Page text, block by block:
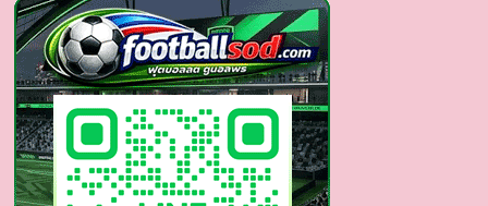
แสดง
ซี
รีส์
วาย
หนุ่ม
ตี๋
มาด
กวน
สุด
ฮอต